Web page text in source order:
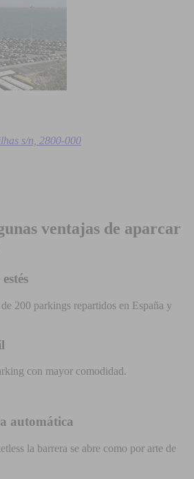
s/n, 2800-000
ventajas de aparcar
200 parkings repartidos en España y
con mayor comodidad.
automática
la barrera se abre como por arte de